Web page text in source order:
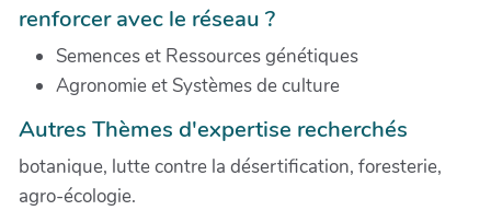
renforcer avec le réseau ?
Semences et Ressources génétiques
Agronomie et Systèmes de culture
Autres Thèmes d'expertise recherchés
botanique, lutte contre la désertification, foresterie,
agro-écologie.